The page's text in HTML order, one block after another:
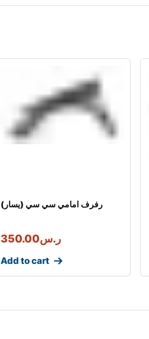
رفرف امامي سي سي (يسار)
ر.س350.00
Add to cart